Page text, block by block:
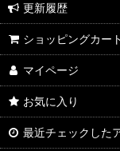
更新履歴
ショッピングカート
マイページ
お気に入り
最近チェックした